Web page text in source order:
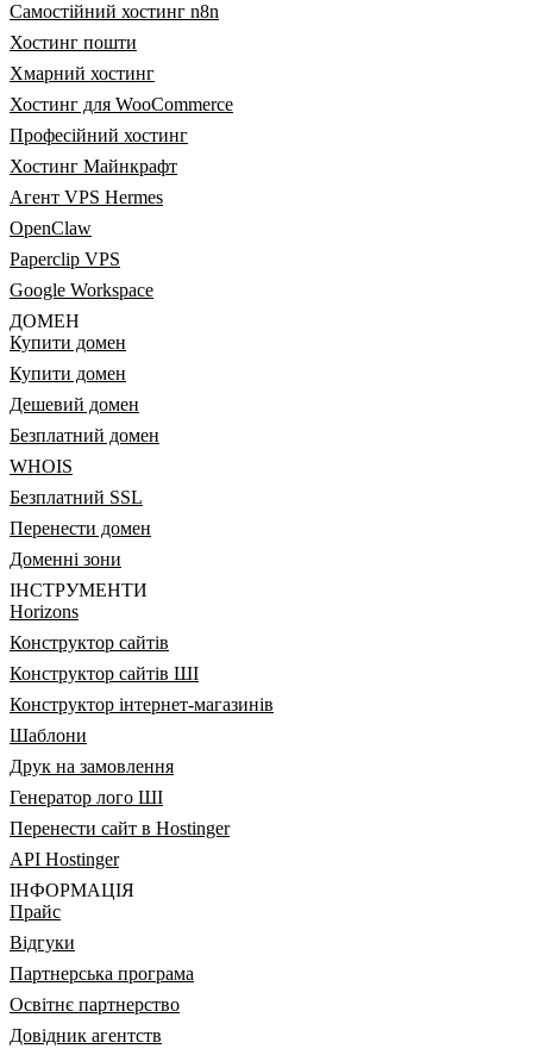
Самостійний хостинг n8n
Хостинг пошти
Хмарний хостинг
Хостинг для WooCommerce
Професійний хостинг
Хостинг Майнкрафт
Агент VPS Hermes
OpenClaw
Paperclip VPS
Google Workspace
ДОМЕН
Купити домен
Купити домен
Дешевий домен
Безплатний домен
WHOIS
Безплатний SSL
Перенести домен
Доменні зони
ІНСТРУМЕНТИ
Horizons
Конструктор сайтів
Конструктор сайтів ШІ
Конструктор інтернет-магазинів
Шаблони
Друк на замовлення
Генератор лого ШІ
Перенести сайт в Hostinger
API Hostinger
ІНФОРМАЦІЯ
Прайс
Відгуки
Партнерська програма
Освітнє партнерство
Довідник агентств